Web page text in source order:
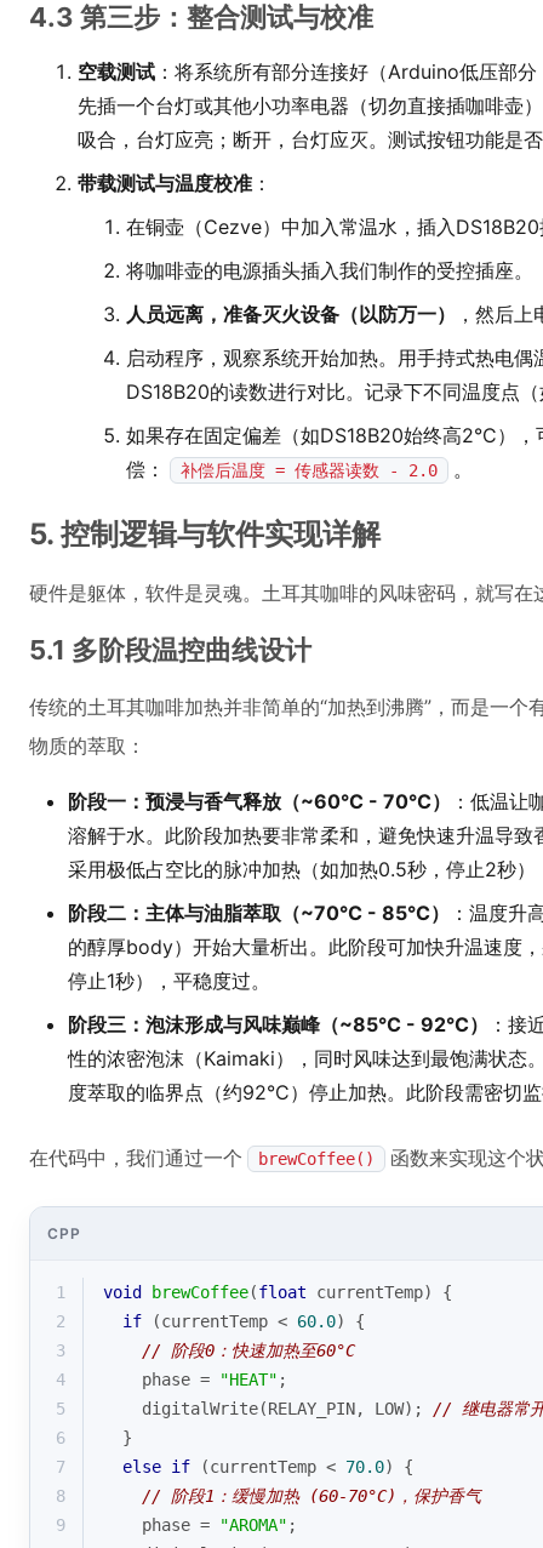
4.3 第三步：整合测试与校准
空载测试 ：将系统所有部分连接好（Arduino低压部
先插一个台灯或其他小功率电器（切勿直接插咖啡壶
吸合，台灯应亮；断开，台灯应灭。测试按钮功能是
带载测试与温度校准 ：
在铜壶（Cezve）中加入常温水，插入
将咖啡壶的电源插头插入我们制作的受控插座。
人员远离，准备灭火设备（以防万一）
，然后上
启动程序，观察系统开始加热。用手持式热电
DS18B20的读数进行对比。记录下不同温度点
如果存在固定偏差（如DS18B20始终高2°C）
偿：
补偿后温度 = 传感器读数 - 2.0 。
5. 控制逻辑与软件实现详解
硬件是躯体，软件是灵魂。土耳其咖啡的风味密码，就写在
5.1 多阶段温控曲线设计
传统的土耳其咖啡加热并非简单的“加热到沸腾”，而是一
物质的萃取：
阶段一：预浸与香气释放（~60°C - 70°C）
：低温让
溶解于水。此阶段加热要非常柔和，避免快速升温导
采用极低占空比的脉冲加热（如加热0.5秒，停止2秒
阶段二：主体与油脂萃取（~70°C - 85°C）
：温度升
的醇厚body）开始大量析出。此阶段可加快升温速度
停止1秒），平稳度过。
阶段三：泡沫形成与风味巅峰（~85°C - 92°C）
：接
性的浓密泡沫（Kaimaki），同时风味达到最饱满状态
度萃取的临界点（约92°C）停止加热。此阶段需密切
在代码中，我们通过一个 brewCoffee() 函数来实现这个
CPP
1 void brewCoffee(float currentTemp)
{
2
if (currentTemp < 60.0) {
3
// 阶段0：快速加热至60°C
4
    phase =
"HEAT" ;
5
digitalWrite(RELAY_PIN, LOW); // 继电器常开
6
  }
7
else if (currentTemp < 70.0) {
8
// 阶段1：缓慢加热 (60-70°C)，保护香气
9
    phase =
"AROMA" ;